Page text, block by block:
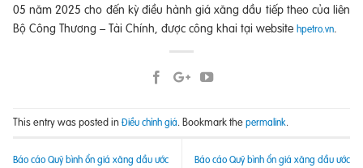
05 năm 2025 cho đến kỳ điều hành giá xăng dầu tiếp theo của liên
Bộ Công Thương – Tài Chính, được công khai tại website hpetro.vn.
This entry was posted inĐiều chỉnh giá. Bookmark thepermalink.
Báo cáo Quỹ bình ổn giá xăng dầu ước
Báo cáo Quỹ bình ổn giá xăng dầu ước